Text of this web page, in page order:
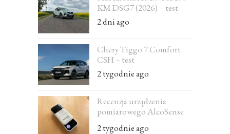
KM DSG7 (2026) – test
2 dni ago
Chery Tiggo 7 Comfort
CSH – test
2 tygodnie ago
Recenzja urządzenia
pomiarowego AlcoSense
Excel
2 tygodnie ago